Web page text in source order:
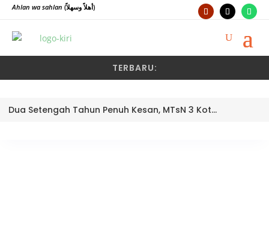
Ahlan wa sahlan (أهلاً وسهلاً)
TERBARU:
Dua Setengah Tahun Penuh Kesan, MTsN 3 Kota Padang Lepas Pengawas Pembina Dra. Nayusminar Nasrun